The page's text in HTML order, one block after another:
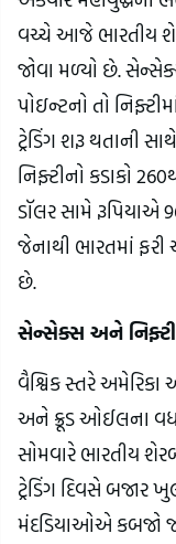
વચ્ચે આજે ભારતીય
જોવા મળ્યો છે.
પોઇન્ટનો તો
ટ્રેડિંગ શરૂ થતાની
નિફ્ટીનો કડાકો
ડૉલર સામે રૂપિયાએ
જેનાથી ભારતમાં ફરી
છે.
સેન્સેક્સ અને
વૈશ્વિક સ્તરે
અને ક્રૂડ ઓઈલના
સોમવારે ભારતીય
ટ્રેડિંગ દિવસે બજાર
મંદડિયાઓએ કબજો